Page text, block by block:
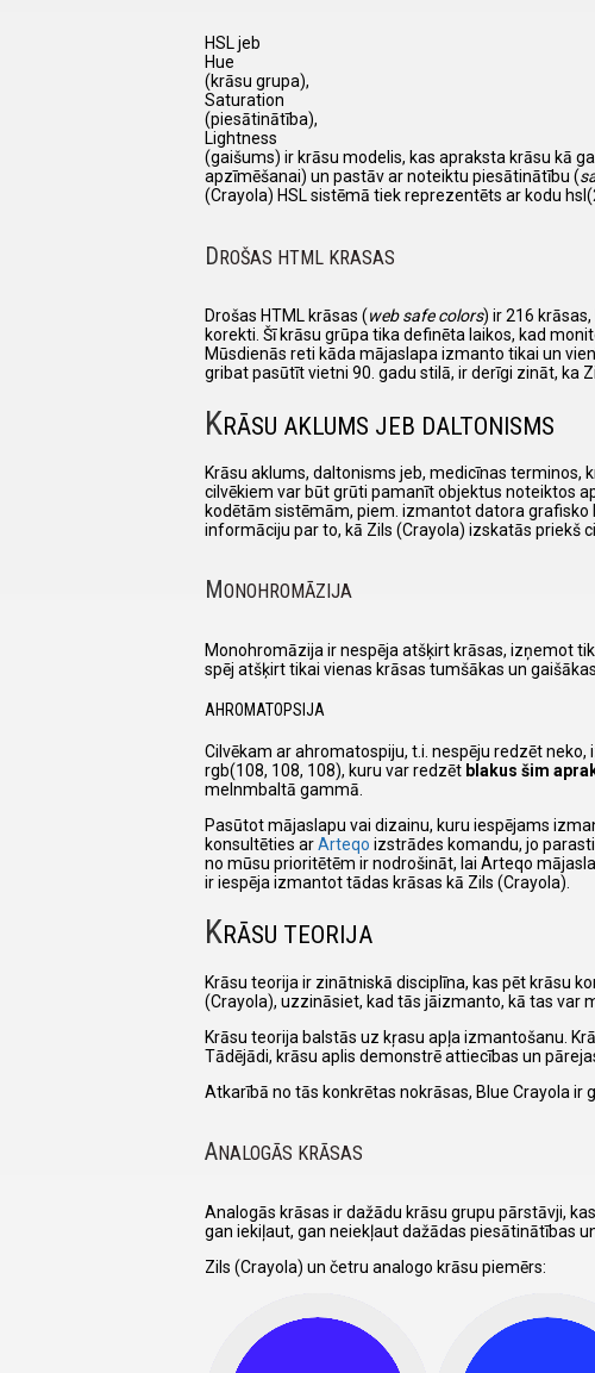
HSL jeb
Hue
(krāsu grupa),
Saturation
(piesātinātība),
Lightness
(gaišums) ir krāsu modelis, kas apraksta krāsu kā
apzīmēšanai) un pastāv ar noteiktu piesātinātību (
(Crayola) HSL sistēmā tiek reprezentēts ar kodu
DROŠAS HTML KRASAS
Drošas HTML krāsas (web safe colors) ir 216
korekti. Šī krāsu grūpa tika definēta laikos, kad
Mūsdienās reti kāda mājaslapa izmanto tikai un
gribat pasūtīt vietni 90. gadu stilā, ir derīgi zināt, ka
KRĀSU AKLUMS JEB DALTONISMS
Krāsu aklums, daltonisms jeb, medicīnas
cilvēkiem var būt grūti pamanīt objektus noteiktos
kodētām sistēmām, piem. izmantot datora grafisko
informāciju par to, kā Zils (Crayola) izskatās priekš
MONOHROMĀZIJA
Monohromāzija ir nespēja atšķirt krāsas, izņemot
spēj atšķirt tikai vienas krāsas tumšākas un
AHROMATOPSIJA
Cilvēkam ar ahromatospiju, t.i. nespēju redzēt
rgb(108, 108, 108), kuru var redzēt blakus šim
melnmbaltā gammā.
Pasūtot mājaslapu vai dizainu, kuru iespējams
konsultēties arArteqo izstrādes komandu, jo
no mūsu prioritētēm ir nodrošināt, lai Arteqo
ir iespēja izmantot tādas krāsas kā Zils (Crayola).
KRĀSU TEORIJA
Krāsu teorija ir zinātniskā disciplīna, kas pēt krāsu
(Crayola), uzzināsiet, kad tās jāizmanto, kā tas var
Krāsu teorija balstās uz kŗasu apļa izmantošanu.
Tādējādi, krāsu aplis demonstrē attiecības un
Atkarībā no tās konkrētas nokrāsas, Blue Crayola ir
ANALOGĀS KRĀSAS
Analogās krāsas ir dažādu krāsu grupu pārstāvji,
gan iekiļaut, gan neiekļaut dažādas piesātinātības
Zils (Crayola) un četru analogo krāsu piemērs: